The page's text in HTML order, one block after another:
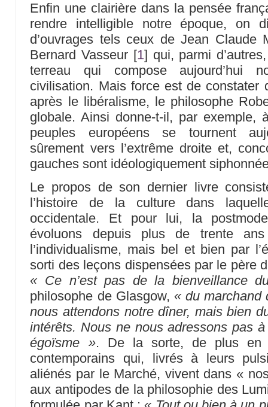
Enfin une clairière dans la pensée
rendre intelligible notre époque, on
d’ouvrages tels ceux de Jean Claude
Bernard Vasseur [1] qui, parmi
terreau qui compose aujourd’hui
civilisation. Mais force est de constater
après le libéralisme, le philosophe
globale. Ainsi donne-t-il, par exemple,
peuples européens se tournent
sûrement vers l’extrême droite et,
gauches sont idéologiquement
Le propos de son dernier livre
l’histoire de la culture dans
occidentale. Et pour lui, la
évoluons depuis plus de trente
l’individualisme, mais bel et bien par
sorti des leçons dispensées par le père
« Ce n’est pas de la bienveillance
philosophe de Glasgow, « du marchand
nous attendons notre dîner, mais bien
intérêts. Nous ne nous adressons pas
égoïsme ». De la sorte, de plus en
contemporains qui, livrés à leurs
aliénés par le Marché, vivent dans «
aux antipodes de la philosophie des